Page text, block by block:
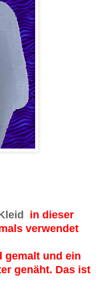
in dieser
verwendet
gemalt und ein
genäht. Das ist